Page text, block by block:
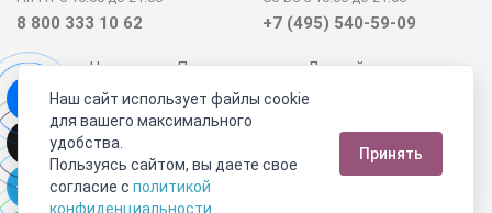
8 800 333 10 62 +7 (495) 540-59-09
Новинки Поставщикам
Личный счет
Договор-оферта
О нас
Наши магазины
Отзывы покупателей
Сертификаты
Статьи
Обратная связь
Видео о камнях СОУТ
Телеграм
Max
Наш сайт использует файлы cookie
для вашего максимального
удобства.
Пользуясь сайтом, вы даете свое
согласие с политикой
конфиденциальности
Принять